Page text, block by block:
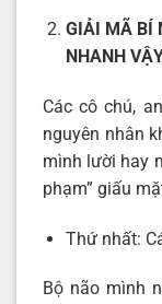
GIẢI MÃ BÍ
NHANH
Các cô chú,
nguyên nhân
mình lười hay
phạm” giấu
Thứ nhất:
Bộ não mình